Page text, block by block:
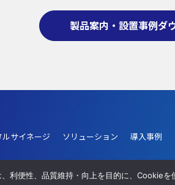
製品案内・設置事例ダ
ルサイネージ ソリューション 導入事例
理店募集 施工協力業者募集 プライバシーポリ
利便性、品質維持・向上を目的に、Cookie